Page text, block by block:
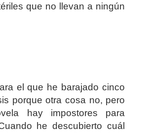
que no llevan a ningún
el que he barajado cinco
porque otra cosa no, pero
hay impostores para
he descubierto cuál